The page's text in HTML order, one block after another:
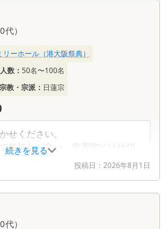
さるのに助かりました。
いてお聞かせください。
）→祭典と運んで下さってい
びっくりでした。その日付き添
せまく足も伸ばせなかったのが
かせください。
スタッフが居て下さったり聞け
点等ございましたらお聞かせく
んでいた）我が家に持ち帰った
が親戚の方には聞いていない。
続きを見る
代）
ーホール（港大阪祭典）
数： 50名〜100名
宗教・宗派： 日蓮宗
せください。
気持ちが良い。安置室には仕切
った方がよい。通行時に部屋の
ついてお聞かせください。
感じています、参列者数が予定
投稿日： 2026年8月1日
代）